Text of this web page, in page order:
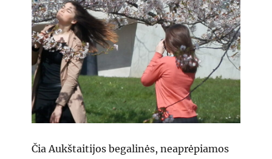
Čia Aukštaitijos begalinės, neaprėpiamos